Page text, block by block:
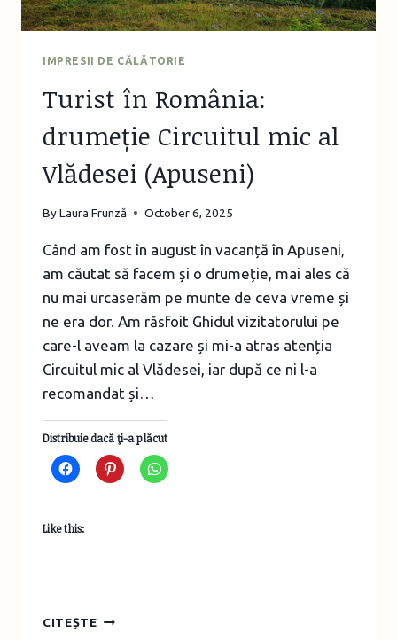
IMPRESII DE CĂLĂTORIE
Turist în România:
drumeție Circuitul mic al
Vlădesei (Apuseni)
ByLaura Frunză October 6, 2025
Când am fost în august în vacanță în Apuseni,
am căutat să facem și o drumeție, mai ales că
nu mai urcaserăm pe munte de ceva vreme și
ne era dor. Am răsfoit Ghidul vizitatorului pe
care-l aveam la cazare și mi-a atras atenția
Circuitul mic al Vlădesei, iar după ce ni l-a
recomandat și…
Distribuie dacă ţi-a plăcut
Like this:
CITEȘTETURIST